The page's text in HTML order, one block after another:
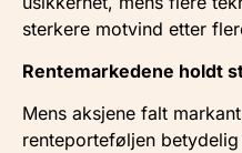
sterkere motvind etter
Rentemarkedene holdt
Mens aksjene falt
renteporteføljen